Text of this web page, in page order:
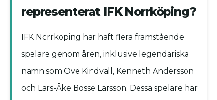
representerat IFK Norrköping?
IFK Norrköping har haft flera framstående
spelare genom åren, inklusive legendariska
namn som Ove Kindvall, Kenneth Andersson
och Lars-Åke Bosse Larsson. Dessa spelare har